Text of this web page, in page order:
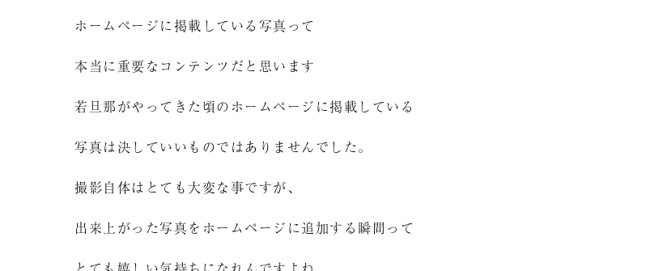
ホームページに掲載している写真って
本当に重要なコンテンツだと思います
若旦那がやってきた頃のホームページに掲載している
写真は決していいものではありませんでした。
撮影自体はとても大変な事ですが、
出来上がった写真をホームページに追加する瞬間って